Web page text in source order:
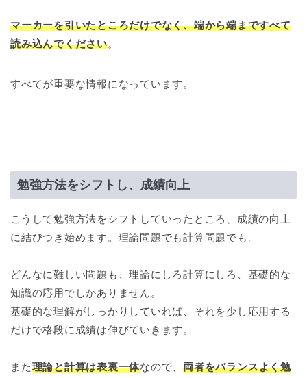
マーカーを引いたところだけでなく、端から端まですべて
読み込んでください。
すべてが重要な情報になっています。
勉強方法をシフトし、成績向上
こうして勉強方法をシフトしていったところ、成績の向上
に結びつき始めます。理論問題でも計算問題でも。
どんなに難しい問題も、理論にしろ計算にしろ、基礎的な
知識の応用でしかありません。
基礎的な理解がしっかりしていれば、それを少し応用する
だけで格段に成績は伸びていきます。
また理論と計算は表裏一体なので、両者をバランスよく勉